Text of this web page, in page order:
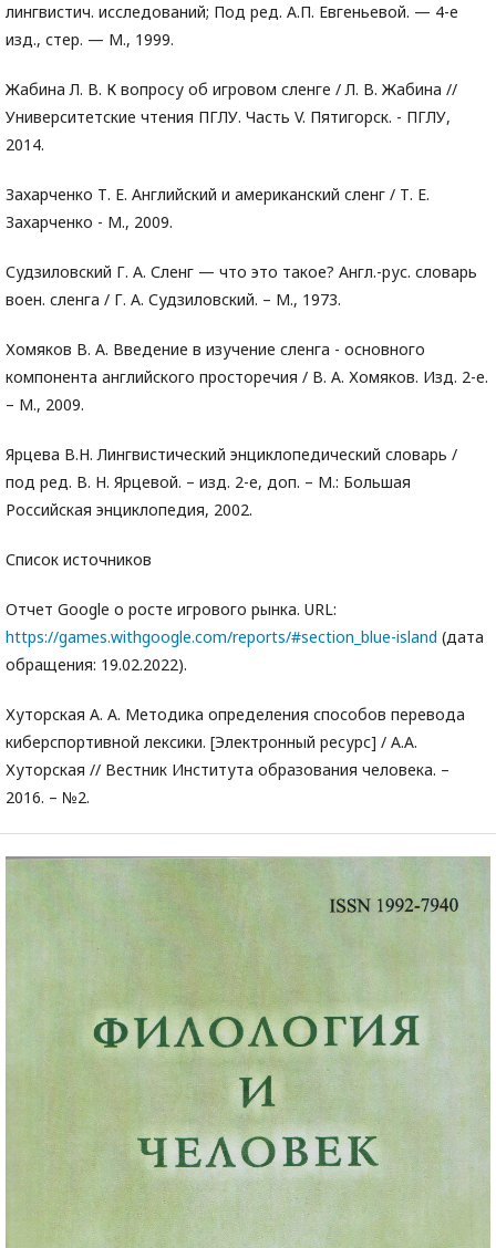
лингвистич. исследований; Под ред. А.П. Евгеньевой. — 4-е
изд., стер. — М., 1999.
Жабина Л. В. К вопросу об игровом сленге / Л. В. Жабина //
Университетские чтения ПГЛУ. Часть V. Пятигорск. - ПГЛУ,
2014.
Захарченко Т. Е. Английский и американский сленг / Т. Е.
Захарченко - М., 2009.
Судзиловский Г. А. Сленг — что это такое? Англ.-рус. словарь
воен. сленга / Г. А. Судзиловский. – М., 1973.
Хомяков В. А. Введение в изучение сленга - основного
компонента английского просторечия / В. А. Хомяков. Изд. 2-е.
– М., 2009.
Ярцева В.Н. Лингвистический энциклопедический словарь /
под ред. В. Н. Ярцевой. – изд. 2-е, доп. – М.: Большая
Российская энциклопедия, 2002.
Список источников
Отчет Google о росте игрового рынка. URL:
https://games.withgoogle.com/reports/#section_blue-island (дата
обращения: 19.02.2022).
Хуторская А. А. Методика определения способов перевода
киберспортивной лексики. [Электронный ресурс] / А.А.
Хуторская // Вестник Института образования человека. –
2016. – №2.